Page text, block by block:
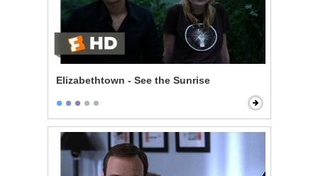
Elizabethtown - See the Sunrise